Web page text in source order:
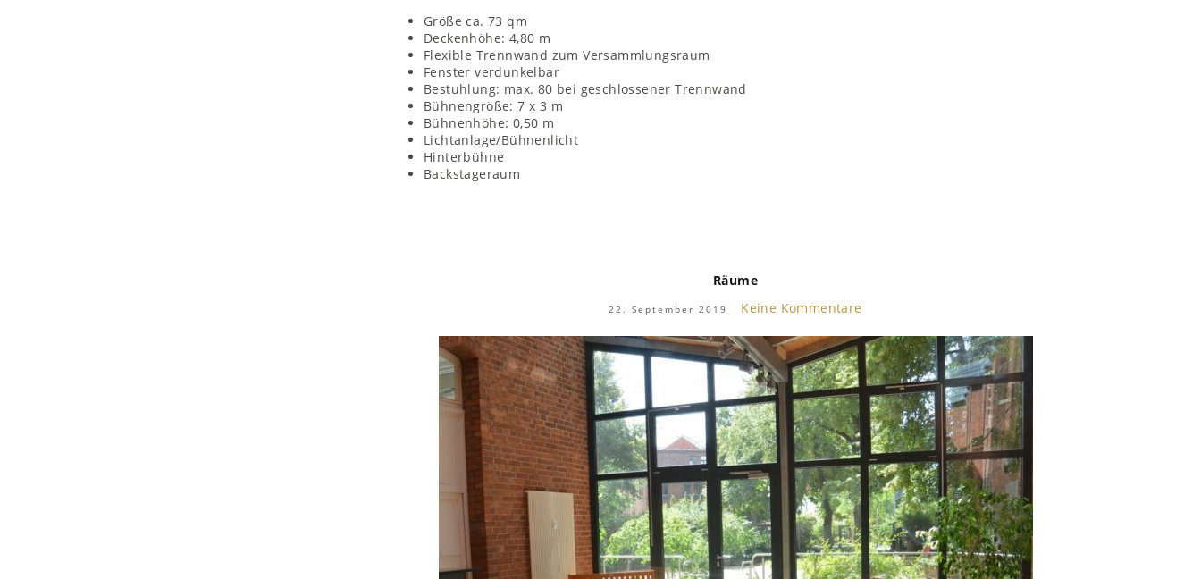
Größe ca. 73 qm
Deckenhöhe: 4,80 m
Flexible Trennwand zum Versammlungsraum
Fenster verdunkelbar
Bestuhlung: max. 80 bei geschlossener Trennwand
Bühnengröße: 7 x 3 m
Bühnenhöhe: 0,50 m
Lichtanlage/Bühnenlicht
Hinterbühne
Backstageraum
Räume
22. September 2019 Keine Kommentare